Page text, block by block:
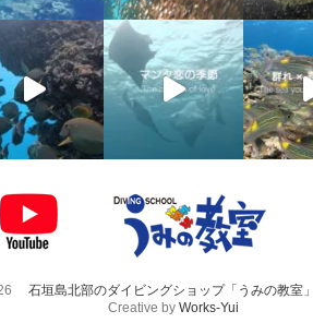
石垣島北部のダイビングショップ「うみの教室
Creative by Works-Yui